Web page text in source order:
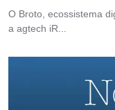
O Broto, ecossistema
a agtech iR...